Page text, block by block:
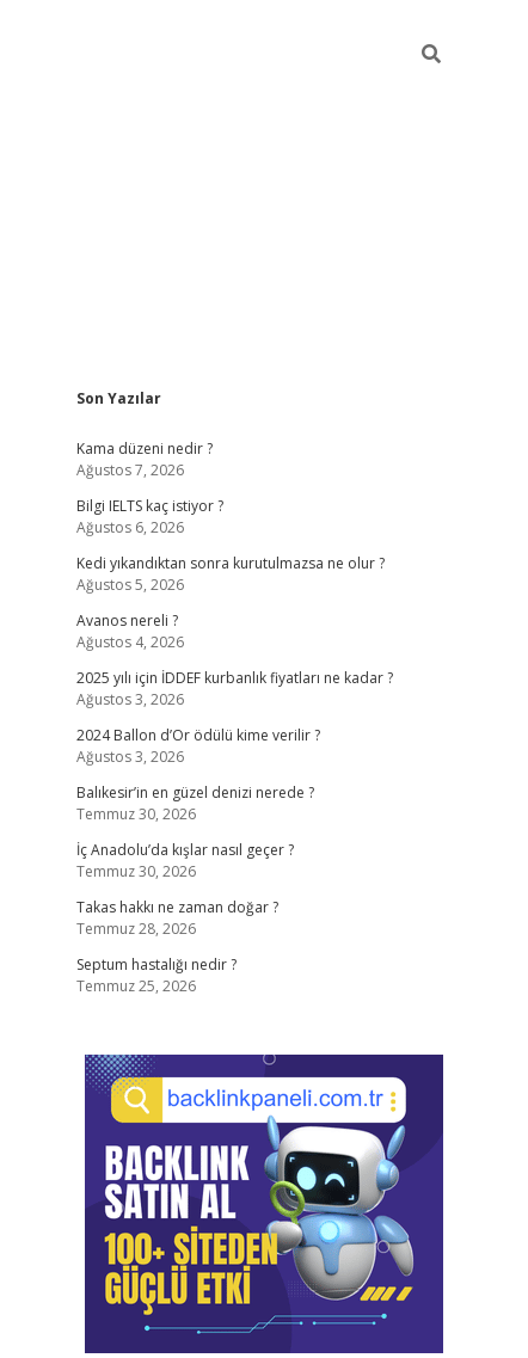
Sidebar
Son Yazılar
Kama düzeni nedir ?
Ağustos 7, 2026
Bilgi IELTS kaç istiyor ?
Ağustos 6, 2026
Kedi yıkandıktan sonra kurutulmazsa ne olur ?
Ağustos 5, 2026
Avanos nereli ?
Ağustos 4, 2026
2025 yılı için İDDEF kurbanlık fiyatları ne kadar ?
Ağustos 3, 2026
2024 Ballon d’Or ödülü kime verilir ?
Ağustos 3, 2026
Balıkesir’in en güzel denizi nerede ?
Temmuz 30, 2026
İç Anadolu’da kışlar nasıl geçer ?
Temmuz 30, 2026
Takas hakkı ne zaman doğar ?
Temmuz 28, 2026
Septum hastalığı nedir ?
Temmuz 25, 2026
ilbetbetci